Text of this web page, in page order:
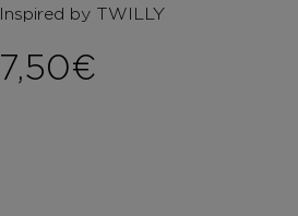
Inspired by TWILLY
7,50€